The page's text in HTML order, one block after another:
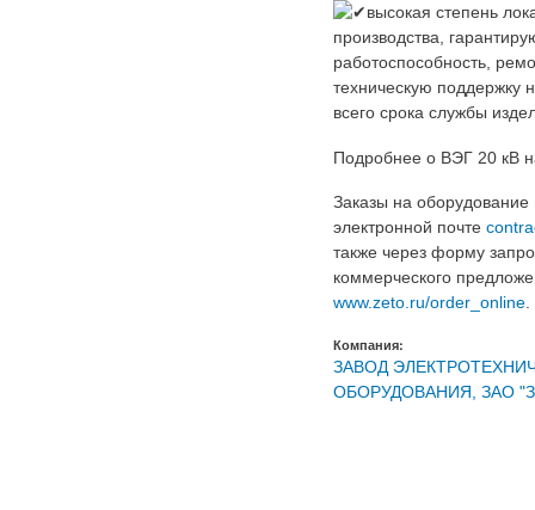
высокая степень
производства,
работоспособность,
техническую поддержку
всего срока службы
‍Подробнее о ВЭГ 20 кВ
Заказы на
электронной почте
также через форму
коммерческого
www.zeto.ru/order_online.
Компания:
ЗАВОД
ОБОРУДОВАНИЯ, ЗАО